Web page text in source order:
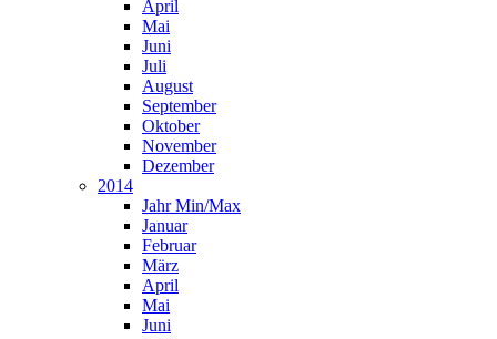
April
Mai
Juni
Juli
August
September
Oktober
November
Dezember
2014
Jahr Min/Max
Januar
Februar
März
April
Mai
Juni